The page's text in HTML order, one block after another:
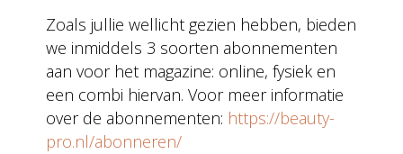
Zoals jullie wellicht gezien hebben, bieden
we inmiddels 3 soorten abonnementen
aan voor het magazine: online, fysiek en
een combi hiervan. Voor meer informatie
over de abonnementen: https://beauty-
pro.nl/abonneren/